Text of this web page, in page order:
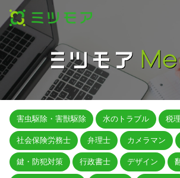
害虫駆除・害獣駆除 水のトラブル 税
社会保険労務士 弁理士 カメラマン
鍵・防犯対策 行政書士 デザイン